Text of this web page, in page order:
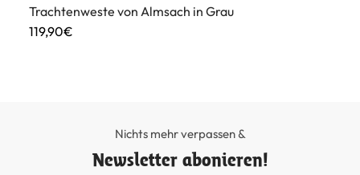
Trachtenweste von Almsach in Grau
119,90€
Nichts mehr verpassen &
Newsletter abonieren!